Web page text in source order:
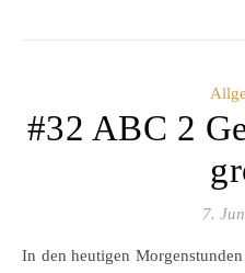
#32 ABC 2
7.
In den heutigen Morgenstunden wurde unsere Fachgruppe CSA-